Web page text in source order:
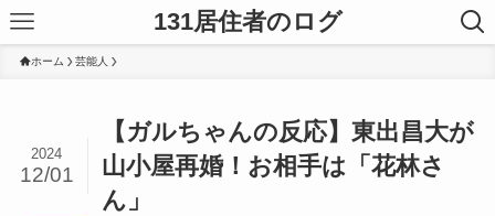
131居住者のログ
ホーム 芸能人
【ガルちゃんの反応】東出昌大が
山小屋再婚！お相手は「花林さ
ん」
2024
12/01